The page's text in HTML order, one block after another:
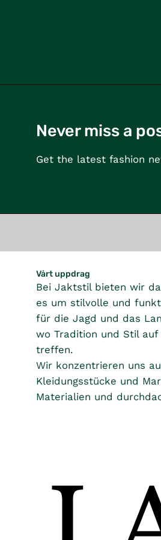
Never miss a
Get the latest fashion
Vårt uppdrag
Bei Jaktstil bieten wir
es um stilvolle und
für die Jagd und das
wo Tradition und Stil
treffen.
Wir konzentrieren uns
Kleidungsstücke und
Materialien und